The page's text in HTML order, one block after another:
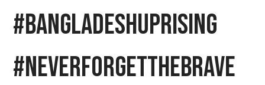
#BangladeshUprising
#NeverForgetTheBrave